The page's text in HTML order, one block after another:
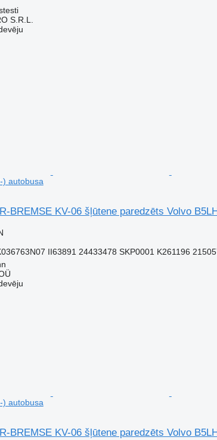
S.R.L.
) autobusa
BREMSE KV-06 šļūtene paredzēts Volvo
II63891 24433478 SKP0001 K261196
) autobusa
BREMSE KV-06 šļūtene paredzēts Volvo